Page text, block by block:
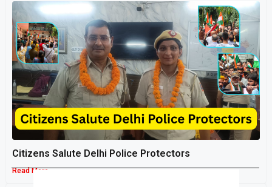
Citizens Salute Delhi Police Protectors
Read More »